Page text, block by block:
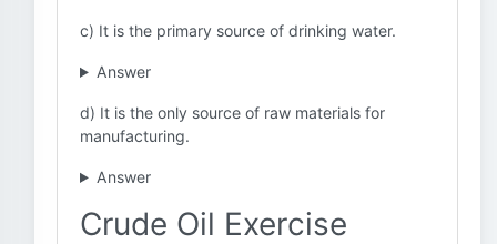
c) It is the primary source of drinking water.
Answer
d) It is the only source of raw materials for
manufacturing.
Answer
Crude Oil Exercise